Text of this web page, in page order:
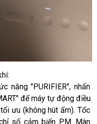
năng "PURIFIER", nhấn
để máy tự động điều
ưu (không hút ẩm). Tốc
số cảm biến PM. Màn